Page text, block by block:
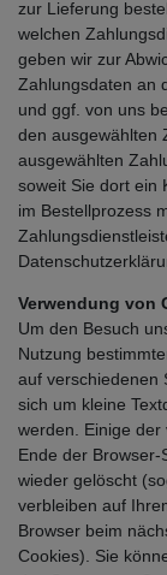
zur Lieferung
welchen
geben wir zur
Zahlungsdaten an
und ggf. von uns
den ausgewählten
ausgewählten
soweit Sie dort ein
im Bestellprozess
Verwendung von
Um den Besuch
Nutzung
auf verschiedenen
sich um kleine
werden. Einige der
Ende der Browser-
wieder gelöscht
verbleiben auf
Browser beim
Cookies). Sie